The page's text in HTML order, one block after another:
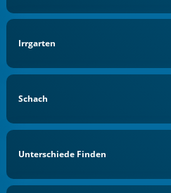
Irrgarten
Schach
Unterschiede Finden